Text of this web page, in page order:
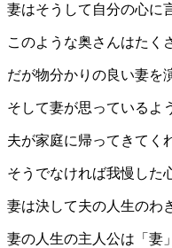
妻はそうして自分の心に
このような奥さんはたく
だが物分かりの良い妻を
そして妻が思っているよ
夫が家庭に帰ってきてく
そうでなければ我慢した
妻は決して夫の人生のわ
妻の人生の主人公は「妻